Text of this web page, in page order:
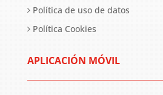
Política de uso de datos
Política Cookies
APLICACIÓN MÓVIL